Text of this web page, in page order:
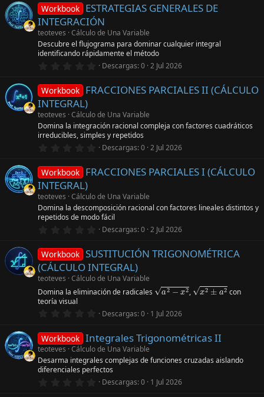
s
0
e
s
t
r
e
l
s
Workbook ESTRATEGIAS GENERALES DE
INTEGRACIÓN
teoteves Cálculo de Una Variable
Descubre el flujograma para dominar cualquier integral
identificando rápidamente el método
0
0
t
r
e
l
s
Descargas 0 2 Jul 2026
Workbook FRACCIONES PARCIALES II (CÁLCULO
INTEGRAL)
teoteves Cálculo de Una Variable
Domina la integración racional compleja con factores cuadráticos
irreducibles, simples y repetidos
0
0
t
r
e
l
s
)
Descargas 0 2 Jul 2026
Workbook FRACCIONES PARCIALES I (CÁLCULO
INTEGRAL)
teoteves Cálculo de Una Variable
Domina la descomposición racional con factores lineales distintos y
repetidos de modo fácil
0
0
e
s
t
e
s
)
Descargas 0 2 Jul 2026
Workbook SUSTITUCIÓN TRIGONOMÉTRICA
(CÁLCULO INTEGRAL)
teoteves Cálculo de Una Variable
Domina la eliminación de radicales
2−x2
,
2±a2
con
teoría visual
0
0
e
s
t
r
e
Descargas 0 1 Jul 2026
Workbook Integrales Trigonométricas II
teoteves Cálculo de Una Variable
Desarma integrales complejas de funciones cruzadas aislando
diferenciales perfectos
0 Descargas 0 1 Jul 2026